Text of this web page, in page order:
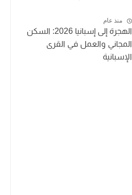
منذ عام
الهجرة إلى إسبانيا 2026: السكن
المجاني والعمل في القرى
الإسبانية